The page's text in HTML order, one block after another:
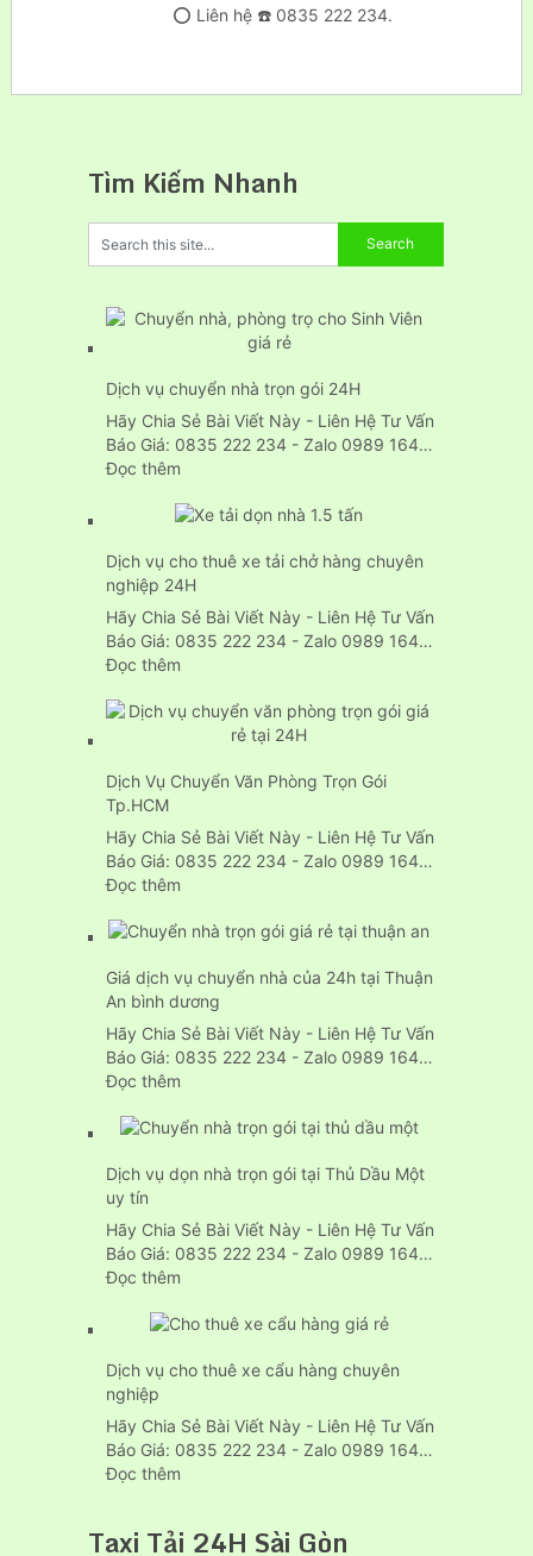
⭕ Liên hệ ☎️ 0835 222 234.
Tìm Kiếm Nhanh
Dịch vụ chuyển nhà trọn gói 24H
Hãy Chia Sẻ Bài Viết Này - Liên Hệ Tư Vấn
Báo Giá: 0835 222 234 - Zalo 0989 164…
Đọc thêm:
vụ
nhà
trọn
gói
24H
Dịch vụ cho thuê xe tải chở hàng chuyên
nghiệp 24H
Hãy Chia Sẻ Bài Viết Này - Liên Hệ Tư Vấn
Báo Giá: 0835 222 234 - Zalo 0989 164…
Đọc thêm:
vụ
xe
chở
hàng
24H
Dịch Vụ Chuyển Văn Phòng Trọn Gói
Tp.HCM
Hãy Chia Sẻ Bài Viết Này - Liên Hệ Tư Vấn
Báo Giá: 0835 222 234 - Zalo 0989 164…
Đọc thêm:
Vụ
Văn
Phòng
Trọn
Gói
Giá dịch vụ chuyển nhà của 24h tại Thuận
An bình dương
Hãy Chia Sẻ Bài Viết Này - Liên Hệ Tư Vấn
Báo Giá: 0835 222 234 - Zalo 0989 164…
Đọc thêm:
dịch
chuyển
của
24h
An
dương
Dịch vụ dọn nhà trọn gói tại Thủ Dầu Một
uy tín
Hãy Chia Sẻ Bài Viết Này - Liên Hệ Tư Vấn
Báo Giá: 0835 222 234 - Zalo 0989 164…
Đọc thêm:
vụ
nhà
gói
tại
uy
Dịch vụ cho thuê xe cẩu hàng chuyên
nghiệp
Hãy Chia Sẻ Bài Viết Này - Liên Hệ Tư Vấn
Báo Giá: 0835 222 234 - Zalo 0989 164…
Đọc thêm:
cho
Taxi Tải 24H Sài Gòn